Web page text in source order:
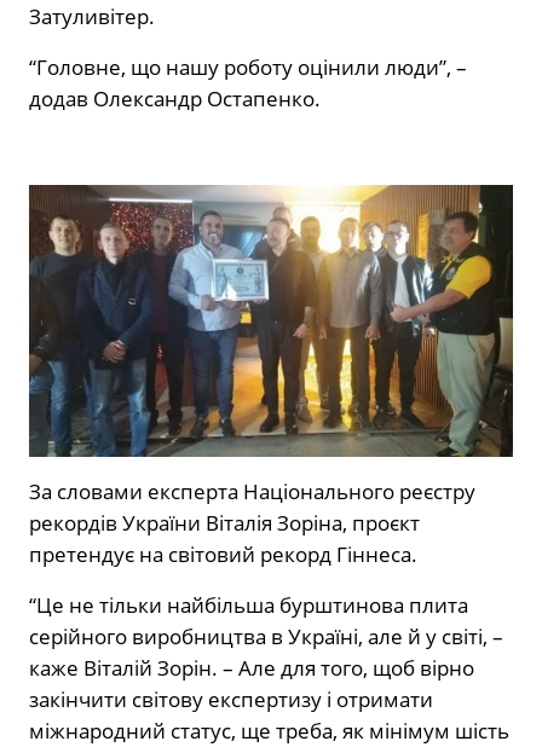
Затуливітер.
“Головне, що нашу роботу оцінили люди”, –
додав Олександр Остапенко.
За словами експерта Національного реєстру
рекордів України Віталія Зоріна, проєкт
претендує на світовий рекорд Гіннеса.
“Це не тільки найбільша бурштинова плита
серійного виробництва в Україні, але й у світі, –
каже Віталій Зорін. – Але для того, щоб вірно
закінчити світову експертизу і отримати
міжнародний статус, ще треба, як мінімум шість